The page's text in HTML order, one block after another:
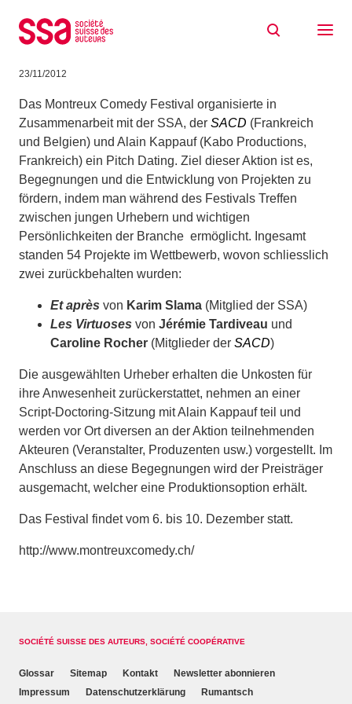
«Pitch Dating» 2012
23/11/2012
Das Montreux Comedy Festival organisierte in
Zusammenarbeit mit der SSA, der SACD (Frankreich
und Belgien) und Alain Kappauf (Kabo Productions,
Frankreich) ein Pitch Dating. Ziel dieser Aktion ist es,
Begegnungen und die Entwicklung von Projekten zu
fördern, indem man während des Festivals Treffen
zwischen jungen Urhebern und wichtigen
Persönlichkeiten der Branche ermöglicht. Ingesamt
standen 54 Projekte im Wettbewerb, wovon schliesslich
zwei zurückbehalten wurden:
Et après von Karim Slama (Mitglied der SSA)
Les Virtuoses von Jérémie Tardiveau und
Caroline Rocher (Mitglieder der SACD)
Die ausgewählten Urheber erhalten die Unkosten für
ihre Anwesenheit zurückerstattet, nehmen an einer
Script-Doctoring-Sitzung mit Alain Kappauf teil und
werden vor Ort diversen an der Aktion teilnehmenden
Akteuren (Veranstalter, Produzenten usw.) vorgestellt. Im
Anschluss an diese Begegnungen wird der Preisträger
ausgemacht, welcher eine Produktionsoption erhält.
Das Festival findet vom 6. bis 10. Dezember statt.
http://www.montreuxcomedy.ch/
SOCIÉTÉ SUISSE DES AUTEURS, SOCIÉTÉ COOPÉRATIVE
Glossar Sitemap Kontakt
Newsletter abonnieren
Impressum
Datenschutzerklärung Rumantsch